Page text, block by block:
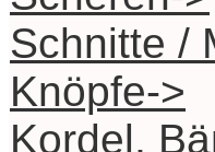
Schnitte /
Knöpfe->
Kordel,